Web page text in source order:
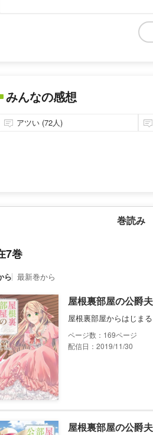
みんなの感想
アツい (72人)
巻読み
7巻
ら 最新巻から
屋根裏部屋の公爵
屋根裏部屋からはじま
169
配信日：2019/11/30
屋根裏部屋の公爵